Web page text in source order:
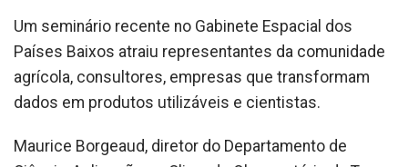
Um seminário recente no Gabinete Espacial dos
Países Baixos atraiu representantes da comunidade
agrícola, consultores, empresas que transformam
dados em produtos utilizáveis e cientistas.
Maurice Borgeaud, diretor do Departamento de